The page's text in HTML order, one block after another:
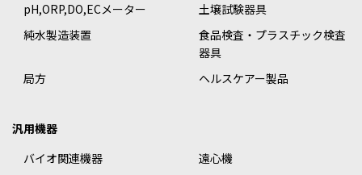
pH,ORP,DO,ECメーター
土壌試験器具
純水製造装置
食品検査・プラスチック検査
器具
局方
ヘルスケアー製品
汎用機器
バイオ関連機器
遠心機